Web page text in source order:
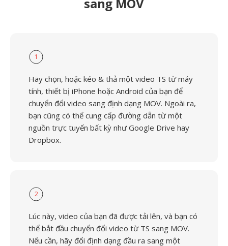
1
Hãy chọn, hoặc kéo & thả một video TS từ máy
tính, thiết bị iPhone hoặc Android của bạn để
chuyển đổi video sang định dạng MOV. Ngoài ra,
bạn cũng có thể cung cấp đường dẫn từ một
nguồn trực tuyến bất kỳ như Google Drive hay
Dropbox.
2
Lúc này, video của bạn đã được tải lên, và bạn có
thể bắt đầu chuyển đổi video từ TS sang MOV.
Nếu cần, hãy đổi định dạng đầu ra sang một